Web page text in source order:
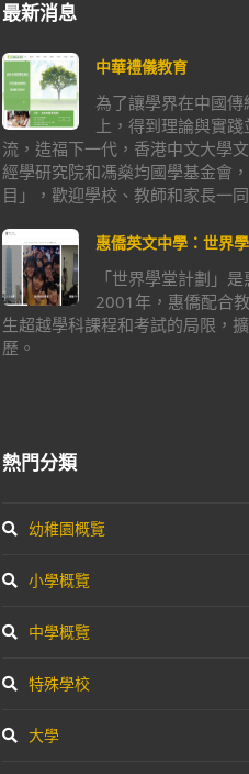
最新消息
中華禮儀教育
為了讓學界在中國
上，得到理論與實
流，造福下一代，香港中文大學
經學研究院和馮燊均國學基金會
目」，歡迎學校、教師和家長一
惠僑英文中學：世界
「世界學堂計劃」
2001年，惠僑配合
生超越學科課程和考試的局限，
歷。
熱門分類
幼稚園概覽
小學概覽
中學概覽
特殊學校
大學